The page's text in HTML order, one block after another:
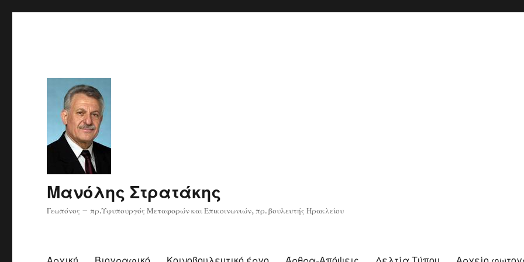
Μανόλης Στρατάκης
Γεωπόνος – πρ.Υφυπουργός Μεταφορών και Επικοινωνιών, πρ. βουλευτής Ηρακλείου